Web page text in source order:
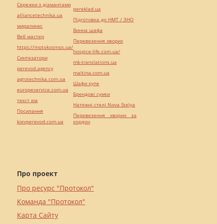
Про проект
Про ресурс "Протокол"
Команда "Протокол"
Карта Сайту
Сережки з діамантами
alliancetechnika.ua
миралинкс
Веб мастер
https://motokosmos.ua/
Синтезатори
perevod.agency
agrotechnika.com.ua
europeservice.com.ua
текст юа
Посилання
kievperevod.com.ua
pereklad.ua
Підготовка до НМТ / ЗНО
Винна шафа
Перевезення хворих
hospice-life.com.ua/
mk-translations.ua
maltina.com.ua
Шафи купе
Брендові сумки
Натяжні стелі Nova Stelya
Перевезення хворих за
кордон